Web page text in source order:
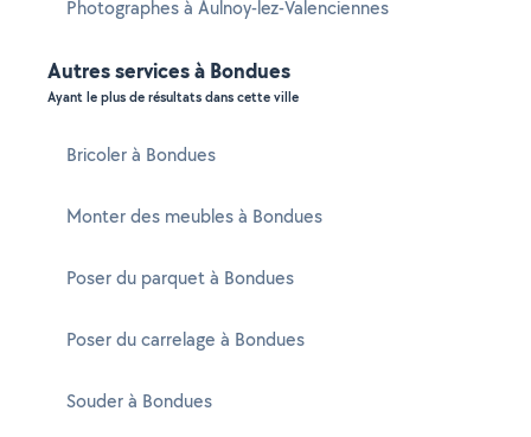
Photographes à Aulnoy-lez-Valenciennes
Autres services à Bondues
Ayant le plus de résultats dans cette ville
Bricoler à Bondues
Monter des meubles à Bondues
Poser du parquet à Bondues
Poser du carrelage à Bondues
Souder à Bondues